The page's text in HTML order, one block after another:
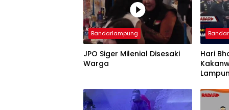
Bandarlampung
JPO Siger Milenial Disesaki
Warga
Hari